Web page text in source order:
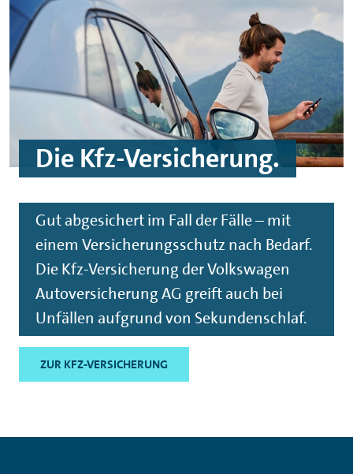
Die Kfz-Versicherung.
Gut abgesichert im Fall der Fälle – mit
einem Versicherungsschutz nach Bedarf.
Die Kfz-Versicherung der Volkswagen
Autoversicherung AG greift auch bei
Unfällen aufgrund von Sekundenschlaf.
ZUR KFZ-VERSICHERUNG